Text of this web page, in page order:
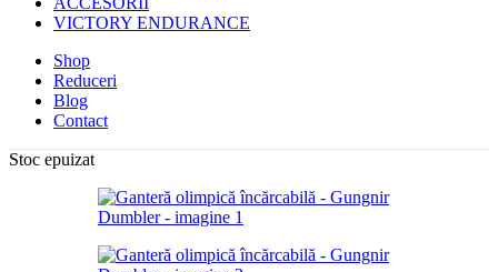
VICTORY ENDURANCE
Shop
Reduceri
Blog
Contact
Stoc epuizat